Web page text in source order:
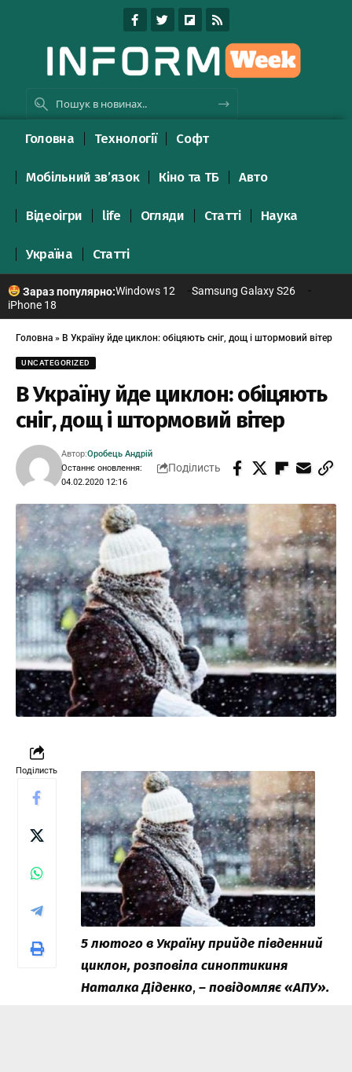
Головна Технології Софт
Мобільний зв’язок Кіно та ТБ Авто
Відеоігри life Огляди Статті Наука
Україна Статті
Зараз популярно:Windows 12
Samsung Galaxy S26
iPhone 18
Головна » В Україну йде циклон: обіцяють сніг, дощ і штормовий вітер
UNCATEGORIZED
В Україну йде циклон: обіцяють
сніг, дощ і штормовий вітер
Останнє оновлення:
04.02.2020 12:16
Автор:Оробець Андрій
Поділисть
Поділисть
5 лютого в Україну прийде південний
циклон, розповіла синоптикиня
Наталка Діденко,– повідомляє «АПУ».